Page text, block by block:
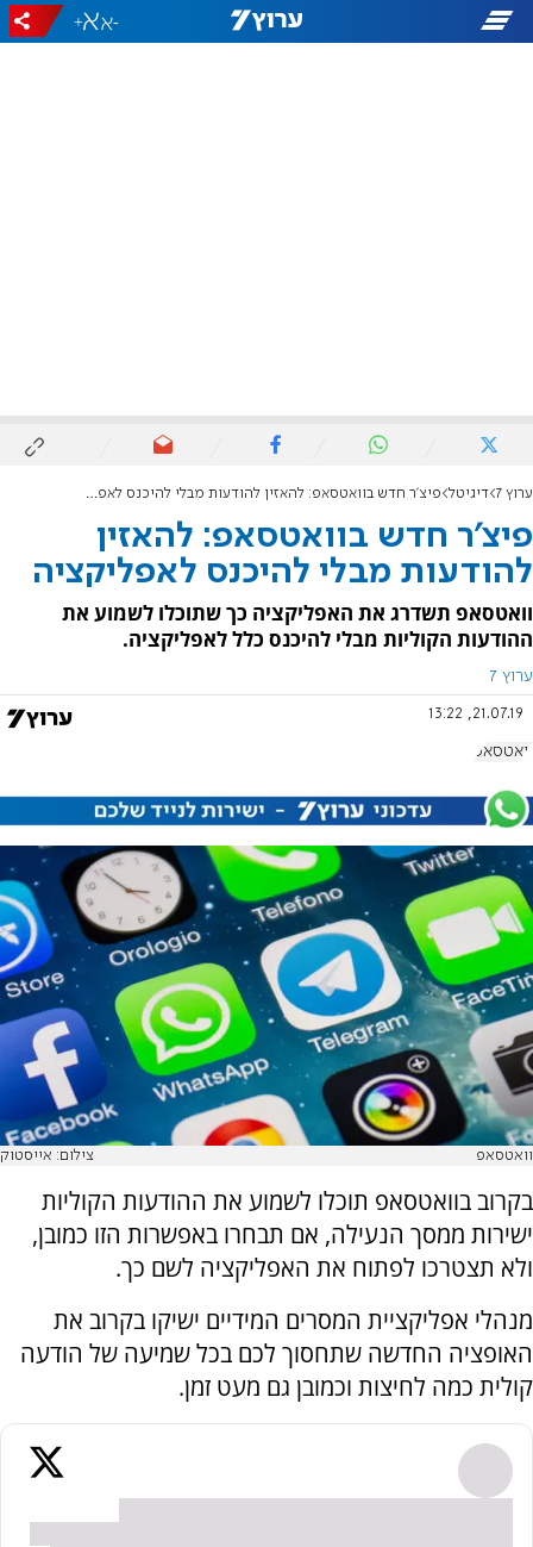
-
+
ערוץ 7 דיגיטל פיצ׳ר חדש בוואטסאפ: להאזין להודעות מבלי להיכנס לאפליקציה
פיצ׳ר חדש בוואטסאפ: להאזין
להודעות מבלי להיכנס לאפליקציה
וואטסאפ תשדרג את האפליקציה כך שתוכלו לשמוע את
ההודעות הקוליות מבלי להיכנס כלל לאפליקציה.
ערוץ 7
21.07.19, 13:22
וואטסאפ
וואטסאפ צילום: אייסטוק
בקרוב בוואטסאפ תוכלו לשמוע את ההודעות הקוליות
ישירות ממסך הנעילה, אם תבחרו באפשרות הזו כמובן,
ולא תצטרכו לפתוח את האפליקציה לשם כך.
מנהלי אפליקציית המסרים המידיים ישיקו בקרוב את
האופציה החדשה שתחסוך לכם בכל שמיעה של הודעה
קולית כמה לחיצות וכמובן גם מעט זמן.